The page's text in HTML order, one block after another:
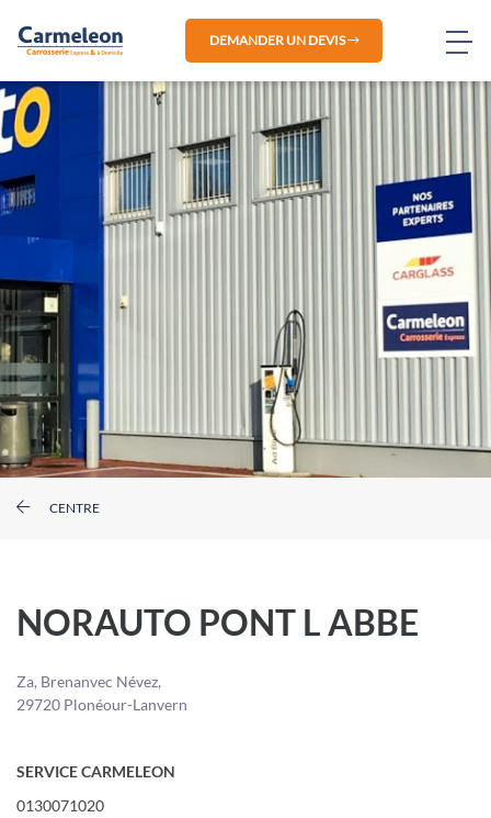
DEMANDER UN DEVIS
CENTRE
NORAUTO PONT L ABBE
Za, Brenanvec Névez,
29720 Plonéour-Lanvern
SERVICE CARMELEON
0130071020